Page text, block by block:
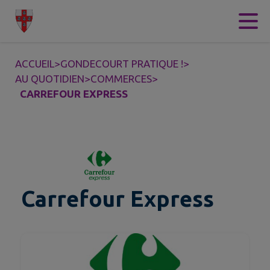
Contenu
ACCUEIL>GONDECOURT PRATIQUE !>
AU QUOTIDIEN>COMMERCES>
CARREFOUR EXPRESS
Carrefour Express